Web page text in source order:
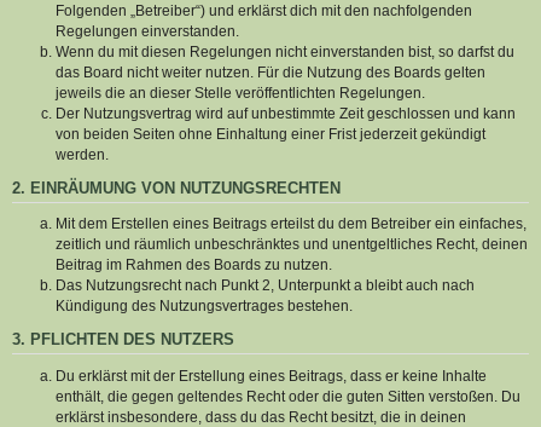
Folgenden „Betreiber“) und erklärst dich mit den nachfolgenden
Regelungen einverstanden.
Wenn du mit diesen Regelungen nicht einverstanden bist, so darfst du
das Board nicht weiter nutzen. Für die Nutzung des Boards gelten
jeweils die an dieser Stelle veröffentlichten Regelungen.
Der Nutzungsvertrag wird auf unbestimmte Zeit geschlossen und kann
von beiden Seiten ohne Einhaltung einer Frist jederzeit gekündigt
werden.
2. EINRÄUMUNG VON NUTZUNGSRECHTEN
Mit dem Erstellen eines Beitrags erteilst du dem Betreiber ein einfaches,
zeitlich und räumlich unbeschränktes und unentgeltliches Recht, deinen
Beitrag im Rahmen des Boards zu nutzen.
Das Nutzungsrecht nach Punkt 2, Unterpunkt a bleibt auch nach
Kündigung des Nutzungsvertrages bestehen.
3. PFLICHTEN DES NUTZERS
Du erklärst mit der Erstellung eines Beitrags, dass er keine Inhalte
enthält, die gegen geltendes Recht oder die guten Sitten verstoßen. Du
erklärst insbesondere, dass du das Recht besitzt, die in deinen